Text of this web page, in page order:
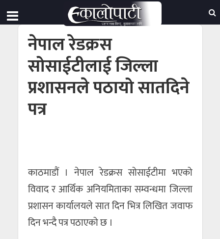
नेपाल रेडक्रस
सोसाईटीलाई जिल्ला
प्रशासनले पठायो सातदिने
पत्र
काठमाडौं । नेपाल रेडक्रस सोसाईटीमा भएको
विवाद र आर्थिक अनियमिताका सम्वन्धमा जिल्ला
प्रशासन कार्यालयले सात दिन भित्र लिखित जवाफ
दिन भन्दै पत्र पठाएको छ ।